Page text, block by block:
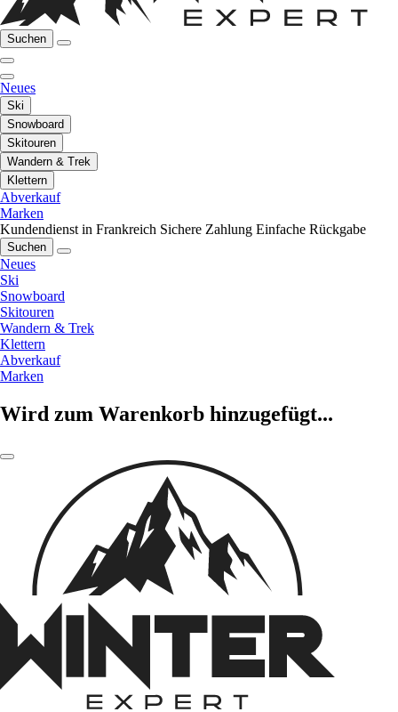
Suchen
Neues
Ski
Snowboard
Skitouren
Wandern & Trek
Klettern
Abverkauf
Marken
Kundendienst in Frankreich Sichere Zahlung Einfache Rückgabe
Suchen
Neues
Ski
Snowboard
Skitouren
Wandern & Trek
Klettern
Abverkauf
Marken
Wird zum Warenkorb hinzugefügt...